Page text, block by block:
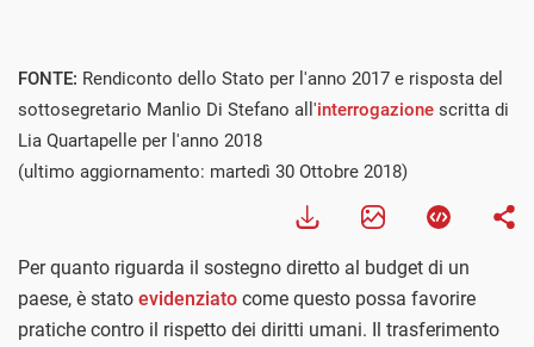
FONTE: Rendiconto dello Stato per l'anno 2017 e risposta del
sottosegretario Manlio Di Stefano all'interrogazione scritta di
Lia Quartapelle per l'anno 2018
(ultimo aggiornamento: martedì 30 Ottobre 2018)
Per quanto riguarda il sostegno diretto al budget di un
paese, è stato evidenziato come questo possa favorire
pratiche contro il rispetto dei diritti umani. Il trasferimento